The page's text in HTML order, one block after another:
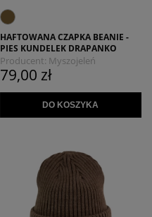
HAFTOWANA CZAPKA BEANIE -
PIES KUNDELEK DRAPANKO
Producent: Myszojeleń
79,00 zł
DO KOSZYKA